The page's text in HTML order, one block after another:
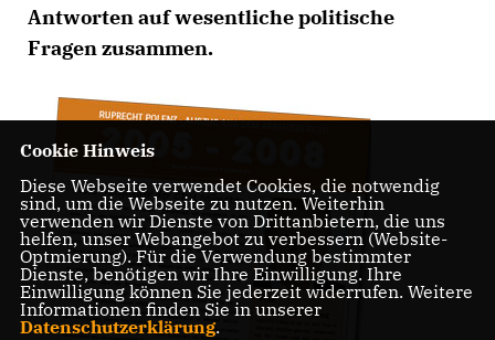
Antworten auf wesentliche politische
Fragen zusammen.
Cookie Hinweis
Diese Webseite verwendet Cookies, die notwendig
sind, um die Webseite zu nutzen. Weiterhin
verwenden wir Dienste von Drittanbietern, die uns
helfen, unser Webangebot zu verbessern (Website-
Optmierung). Für die Verwendung bestimmter
Dienste, benötigen wir Ihre Einwilligung. Ihre
Einwilligung können Sie jederzeit widerrufen. Weitere
Informationen finden Sie in unserer
Datenschutzerklärung.